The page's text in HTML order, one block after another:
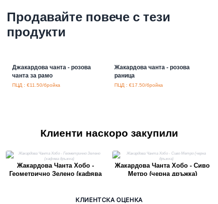
Продавайте повече с тези
продукти
Джакардова чанта - розова
чанта за рамо
ПЦД : €11.50/бройка
Жакардова чанта - розова
раница
ПЦД : €17.50/бройка
Клиенти наскоро закупили
Жакардова Чанта Хобо -
Геометрично Зелено (кафява
Жакардова Чанта Хобо - Сиво
Метро (черна дръжка)
КЛИЕНТСКА ОЦЕНКА